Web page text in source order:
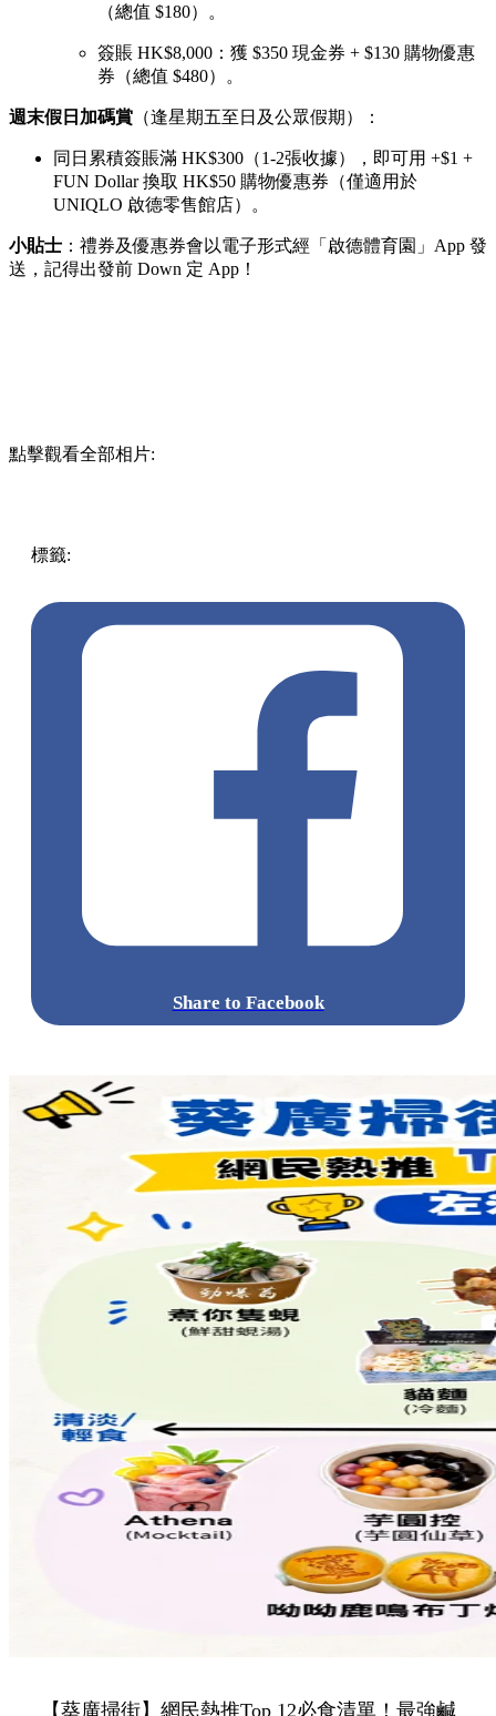
（總值 $180）。
簽賬 HK$8,000：獲 $350 現金券 + $130 購物優惠
券（總值 $480）。
週末假日加碼賞 （逢星期五至日及公眾假期）：
同日累積簽賬滿 HK$300（1-2張收據），即可用 +$1 +
FUN Dollar 換取 HK$50 購物優惠券（僅適用於
UNIQLO 啟德零售館店）。
小貼士 ：禮券及優惠券會以電子形式經「啟德體育園」App 發
送，記得出發前 Down 定 App！
點擊觀看全部相片:
標籤:
Share to Facebook
【葵廣掃街】網民熱推Top 12必食清單！最強鹹